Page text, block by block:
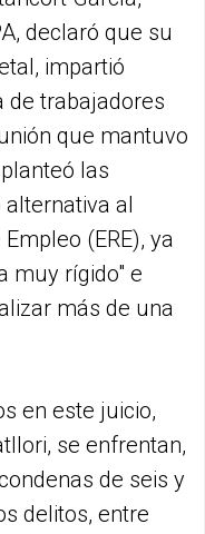
declaró que su
impartió
de trabajadores
que mantuvo
las
al
(ERE), ya
muy rígido" e
más de una
en este juicio,
se enfrentan,
de seis y
delitos, entre